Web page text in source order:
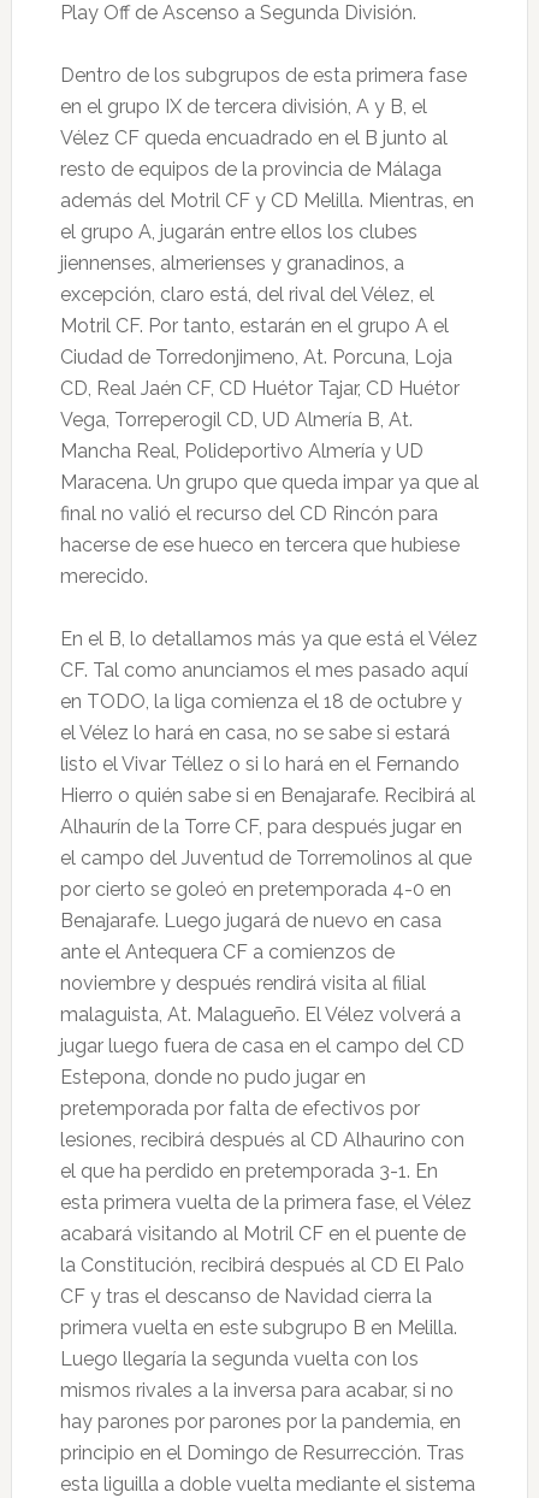
Play Off de Ascenso a Segunda División.
Dentro de los subgrupos de esta primera fase
en el grupo IX de tercera división, A y B, el
Vélez CF queda encuadrado en el B junto al
resto de equipos de la provincia de Málaga
además del Motril CF y CD Melilla. Mientras, en
el grupo A, jugarán entre ellos los clubes
jiennenses, almerienses y granadinos, a
excepción, claro está, del rival del Vélez, el
Motril CF. Por tanto, estarán en el grupo A el
Ciudad de Torredonjimeno, At. Porcuna, Loja
CD, Real Jaén CF, CD Huétor Tajar, CD Huétor
Vega, Torreperogil CD, UD Almería B, At.
Mancha Real, Polideportivo Almería y UD
Maracena. Un grupo que queda impar ya que al
final no valió el recurso del CD Rincón para
hacerse de ese hueco en tercera que hubiese
merecido.
En el B, lo detallamos más ya que está el Vélez
CF. Tal como anunciamos el mes pasado aquí
en TODO, la liga comienza el 18 de octubre y
el Vélez lo hará en casa, no se sabe si estará
listo el Vivar Téllez o si lo hará en el Fernando
Hierro o quién sabe si en Benajarafe. Recibirá al
Alhaurín de la Torre CF, para después jugar en
el campo del Juventud de Torremolinos al que
por cierto se goleó en pretemporada 4-0 en
Benajarafe. Luego jugará de nuevo en casa
ante el Antequera CF a comienzos de
noviembre y después rendirá visita al filial
malaguista, At. Malagueño. El Vélez volverá a
jugar luego fuera de casa en el campo del CD
Estepona, donde no pudo jugar en
pretemporada por falta de efectivos por
lesiones, recibirá después al CD Alhaurino con
el que ha perdido en pretemporada 3-1. En
esta primera vuelta de la primera fase, el Vélez
acabará visitando al Motril CF en el puente de
la Constitución, recibirá después al CD El Palo
CF y tras el descanso de Navidad cierra la
primera vuelta en este subgrupo B en Melilla.
Luego llegaría la segunda vuelta con los
mismos rivales a la inversa para acabar, si no
hay parones por parones por la pandemia, en
principio en el Domingo de Resurrección. Tras
esta liguilla a doble vuelta mediante el sistema